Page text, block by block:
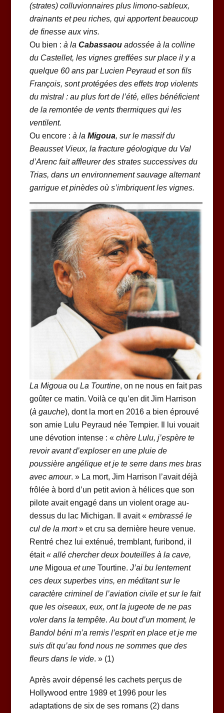
(strates) colluvionnaires plus limono-sableux,
drainants et peu riches, qui apportent beaucoup
de finesse aux vins.
Ou bien : à la Cabassaouadossée à la colline
du Castellet, les vignes greffées sur place il y a
quelque 60 ans par Lucien Peyraud et son fils
François, sont protégées des effets trop violents
du mistral : au plus fort de l’été, elles bénéficient
de la remontée de vents thermiques qui les
ventilent.
Ou encore : à la Migoua, sur le massif du
Beausset Vieux, la fracture géologique du Val
d’Arenc fait affleurer des strates successives du
Trias, dans un environnement sauvage alternant
garrigue et pinèdes où s’imbriquent les vignes.
La Migoua ou La Tourtine, on ne nous en fait pas
goûter ce matin. Voilà ce qu’en dit Jim Harrison
(à gauche), dont la mort en 2016 a bien éprouvé
son amie Lulu Peyraud née Tempier. Il lui vouait
une dévotion intense : « chère Lulu, j’espère te
revoir avant d’exploser en une pluie de
poussière angélique et je te serre dans mes bras
avec amour. » La mort, Jim Harrison l’avait déjà
frôlée à bord d’un petit avion à hélices que son
pilote avait engagé dans un violent orage au-
dessus du lac Michigan. Il avait « embrassé le
cul de la mort» et cru sa dernière heure venue.
Rentré chez lui exténué, tremblant, furibond, il
était« allé chercher deux bouteilles à la cave,
une Migoua et une Tourtine. J’ai bu lentement
ces deux superbes vins, en méditant sur le
caractère criminel de l’aviation civile et sur le fait
que les oiseaux, eux, ont la jugeote de ne pas
voler dans la tempête. Au bout d’un moment, le
Bandol béni m’a remis l’esprit en place et je me
suis dit qu’au fond nous ne sommes que des
fleurs dans le vide. » (1)
Après avoir dépensé les cachets perçus de
Hollywood entre 1989 et 1996 pour les
adaptations de six de ses romans (2) dans